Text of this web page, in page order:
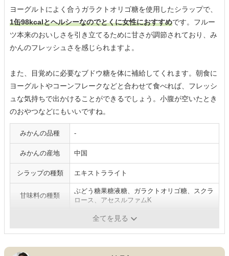
ヨーグルトによく合うガラクトオリゴ糖を使用したシラップで、
1缶98kcalとヘルシーなのでとくに女性におすすめです。フルー
ツ本来のおいしさを引き立てるために甘さが調節されており、み
かんのフレッシュさを感じられますよ。
また、目覚めに必要なブドウ糖を体に補給してくれます。朝食に
ヨーグルトやコーンフレークなどと合わせて食べれば、フレッシ
ュな気持ちで出かけることができるでしょう。小腹が空いたとき
のおやつなどにもいいですね。
みかんの品種 -
みかんの産地 中国
シラップの種類 エキストラライト
甘味料の種類
ぶどう糖果糖液糖、ガラクトオリゴ糖、スクラ
ロース、アセスルファムK
（約）3年全てを見る